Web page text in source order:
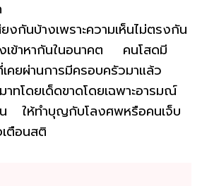
นบ้างเพราะความเห็นไม่ตรงกัน
เข้าหากันในอนาคต คนโสดมี
คยผ่านการมีครอบครัวมาแล้ว
โดยเด็ดขาดโดยเฉพาะอารมณ์
ให้ทำบุญกับโลงศพหรือคนเจ็บ
ตือนสติ